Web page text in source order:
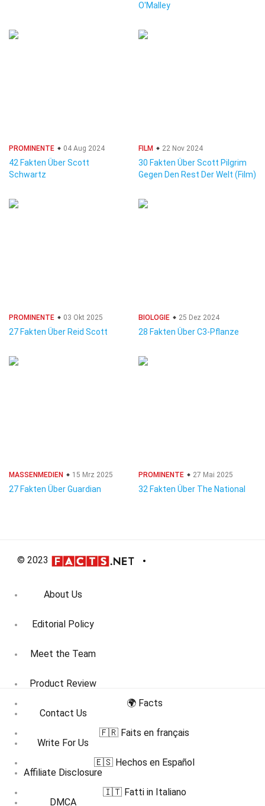
O'Malley
PROMINENTE 04 Aug 2024
42 Fakten Über Scott
Schwartz
FILM 22 Nov 2024
30 Fakten Über Scott Pilgrim
Gegen Den Rest Der Welt (Film)
PROMINENTE 03 Okt 2025
27 Fakten Über Reid Scott
BIOLOGIE 25 Dez 2024
28 Fakten Über C3-Pflanze
MASSENMEDIEN 15 Mrz 2025
27 Fakten Über Guardian
PROMINENTE 27 Mai 2025
32 Fakten Über The National
© 2023
About Us
Editorial Policy
Meet the Team
Product Review
Contact Us
Write For Us
Affiliate Disclosure
DMCA
🌍 Facts
🇫🇷 Faits en français
🇪🇸 Hechos en Español
🇮🇹 Fatti in Italiano